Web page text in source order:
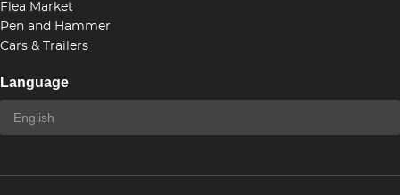
Flea Market
Pen and Hammer
Cars & Trailers
Language